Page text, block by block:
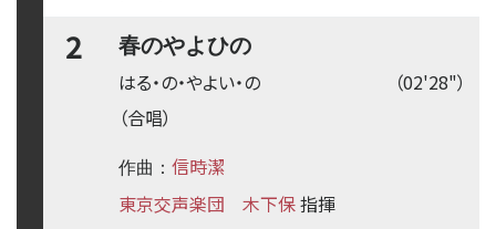
2 春のやよひの
（02'28"）
はる・の・やよい・の
（合唱）
作曲： 信時潔
東京交声楽団
木下保指揮